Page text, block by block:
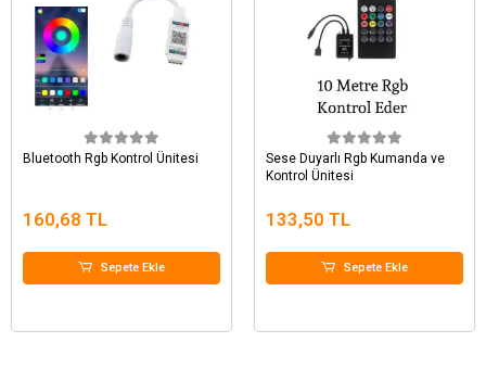
Bluetooth Rgb Kontrol Ünitesi
160,68 TL
Sepete Ekle
Sese Duyarlı Rgb Kumanda ve
Kontrol Ünitesi
133,50 TL
Sepete Ekle